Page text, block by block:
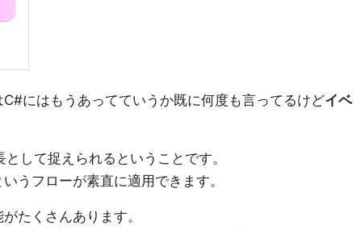
にはもうあってていうか既に何度も言ってるけどイベ
して捉えられるということです。
うフローが素直に適用できます。
たくさんあります。